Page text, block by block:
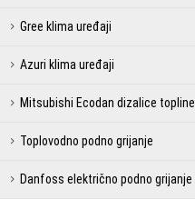
Gree klima uređaji
Azuri klima uređaji
Mitsubishi Ecodan dizalice topline
Toplovodno podno grijanje
Danfoss električno podno grijanje